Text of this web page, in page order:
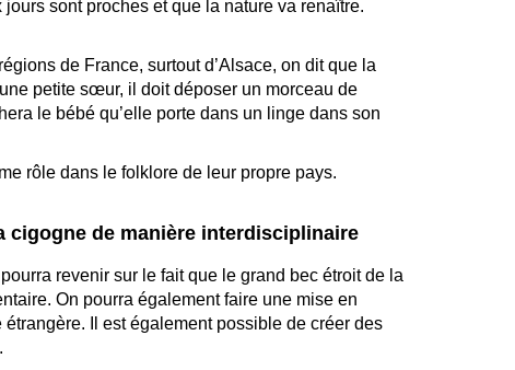
sont proches et que la nature va renaître.
de France, surtout d’Alsace, on dit que la
petite sœur, il doit déposer un morceau de
le bébé qu’elle porte dans un linge dans son
rôle dans le folklore de leur propre pays.
cigogne de manière interdisciplinaire
revenir sur le fait que le grand bec étroit de la
On pourra également faire une mise en
Il est également possible de créer des